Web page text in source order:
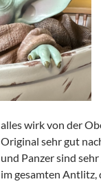
alles wirk von der
Original sehr gut
und Panzer sind
im gesamten Antlitz,